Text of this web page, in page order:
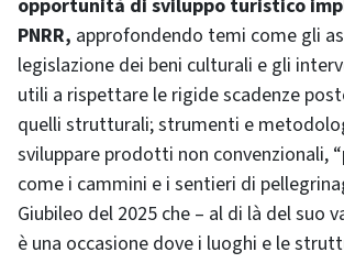
opportunità di sviluppo turistico
PNRR, approfondendo temi come gli
legislazione dei beni culturali e gli
utili a rispettare le rigide scadenze
quelli strutturali; strumenti e
sviluppare prodotti non convenzionali,
come i cammini e i sentieri di
Giubileo del 2025 che – al di là del suo
è una occasione dove i luoghi e le